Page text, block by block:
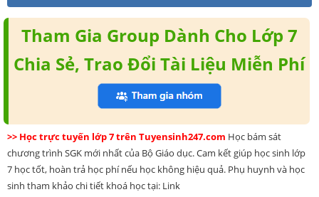
Tham Gia Group Dành Cho Lớp 7
Chia Sẻ, Trao Đổi Tài Liệu Miễn Phí
>> Học trực tuyến lớp 7 trên Tuyensinh247.com Học bám sát
chương trình SGK mới nhất của Bộ Giáo dục. Cam kết giúp học sinh lớp
7 học tốt, hoàn trả học phí nếu học không hiệu quả. Phụ huynh và học
sinh tham khảo chi tiết khoá học tại: Link